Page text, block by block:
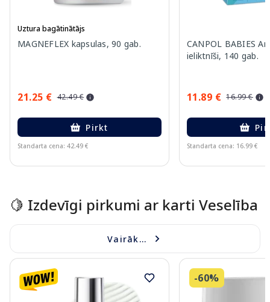
Uztura bagātinātājs
MAGNEFLEX kapsulas, 90 gab.
21.25 € 42.49 €
Pirkt
Standarta cena: 42.49 €
CANPOL BABIES
ieliktnīši, 140 gab.
11.89 € 16.99 €
Standarta cena: 16.99 €
🍋 Izdevīgi pirkumi ar karti Veselība
Vairāk...
-60%